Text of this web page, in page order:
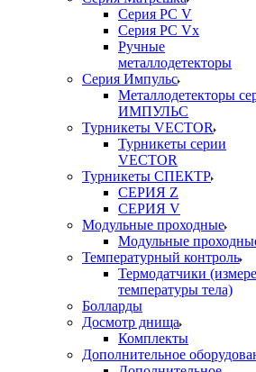
Серия PC V
Серия PC Vx
Ручные
металлодетекторы
Серия Импульс
Металлодетекторы
ИМПУЛЬС
Турникеты VECTOR
Турникеты серии
VECTOR
Турникеты СПЕКТР
СЕРИЯ Z
СЕРИЯ V
Модульные проходные
Модульные
Температурный контроль
Термодатчики
температуры тела)
Болларды
Досмотр днища
Комплекты
Дополнительное